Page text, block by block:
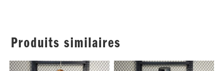
Produits similaires